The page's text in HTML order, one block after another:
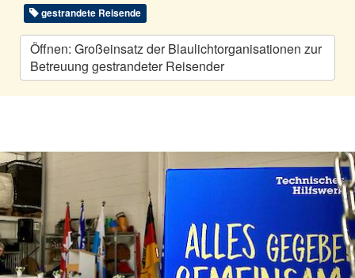
gestrandete Reisende
Öffnen: Großeinsatz der Blaulichtorganisationen zur
Betreuung gestrandeter Reisender